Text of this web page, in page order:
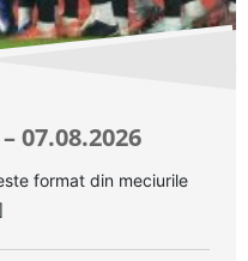
07.08.2026
format din meciurile